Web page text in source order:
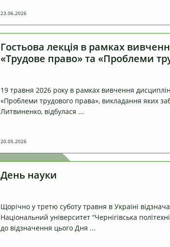
23.06.2026
Гостьова лекція в рамках
«Трудове право» та «Проблеми
19 травня 2026 року в рамках вивчення
«Проблеми трудового права», викладання яких
Литвиненко, відбулася ...
20.05.2026
День науки
Щорічно у третю суботу травня в Україні
Національний університет “Чернігівська
до відзначення цього Дня ...